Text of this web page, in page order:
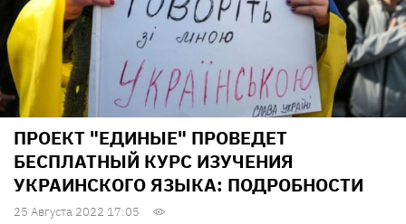
ПРОЕКТ "ЕДИНЫЕ" ПРОВЕДЕТ
БЕСПЛАТНЫЙ КУРС ИЗУЧЕНИЯ
УКРАИНСКОГО ЯЗЫКА: ПОДРОБНОСТИ
25 Августа 2022 17:05